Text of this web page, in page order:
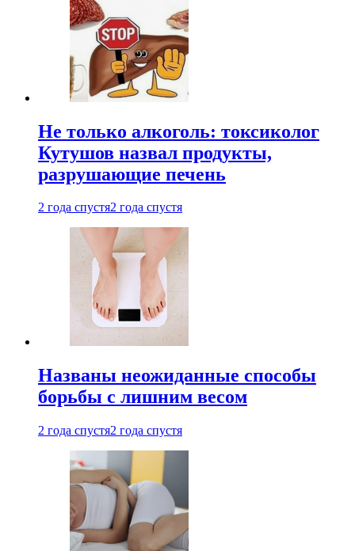
Не только алкоголь: токсиколог
Кутушов назвал продукты,
разрушающие печень
2 года спустя2 года спустя
Названы неожиданные способы
борьбы с лишним весом
2 года спустя2 года спустя